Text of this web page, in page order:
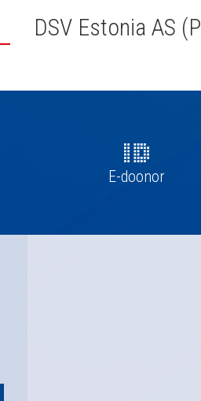
DSV Estonia AS
E-doonor